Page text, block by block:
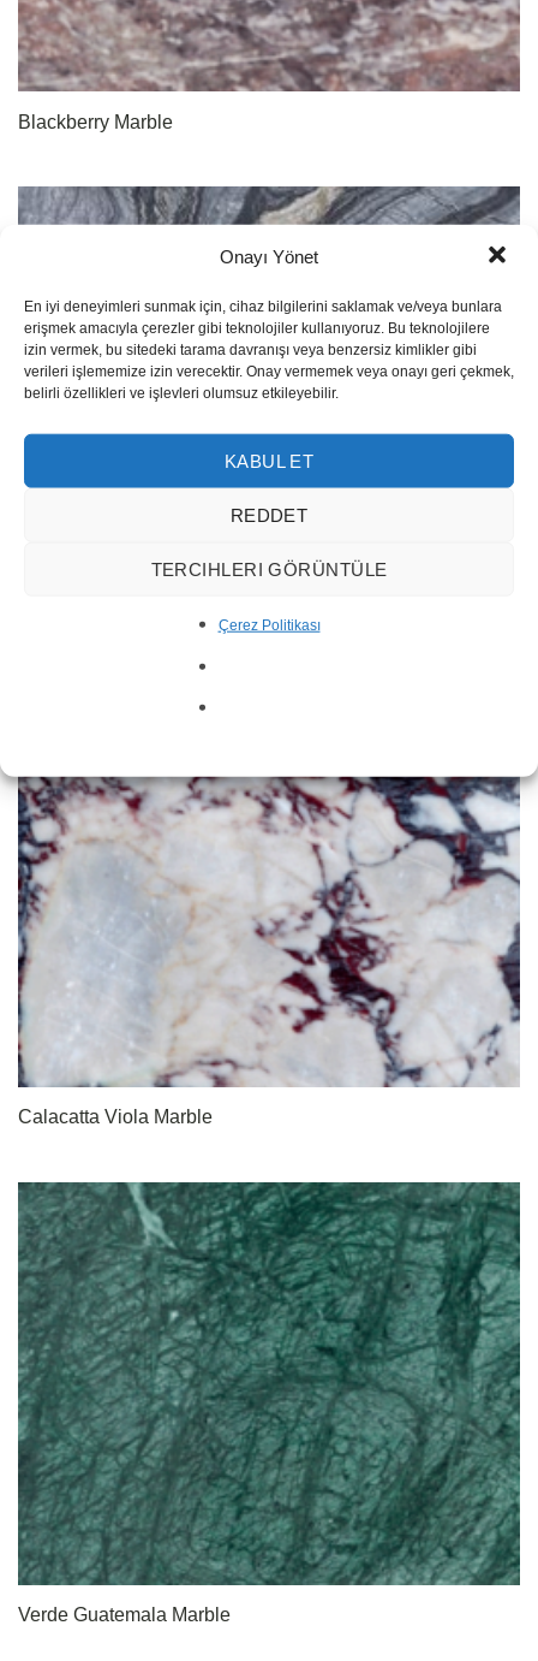
Onayı Yönet
En iyi deneyimleri sunmak için, cihaz bilgilerini saklamak ve/veya bunlara
erişmek amacıyla çerezler gibi teknolojiler kullanıyoruz. Bu teknolojilere
izin vermek, bu sitedeki tarama davranışı veya benzersiz kimlikler gibi
verileri işlememize izin verecektir. Onay vermemek veya onayı geri çekmek,
belirli özellikleri ve işlevleri olumsuz etkileyebilir.
KABUL ET
REDDET
TERCIHLERI GÖRÜNTÜLE
Çerez Politikası
Blackberry Marble
Calacatta Viola Marble
Verde Guatemala Marble